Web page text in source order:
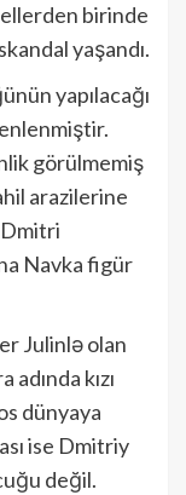
birinde
yaşandı.
yapılacağı
görülmemiş
arazilerine
Navka figür
Julinlə olan
kızı
dünyaya
ise Dmitriy
değil.